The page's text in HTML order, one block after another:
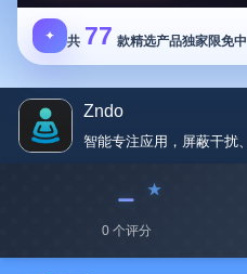
✦ 共 77 款精选产品独家限免中
Zndo
﹣
0 个评分